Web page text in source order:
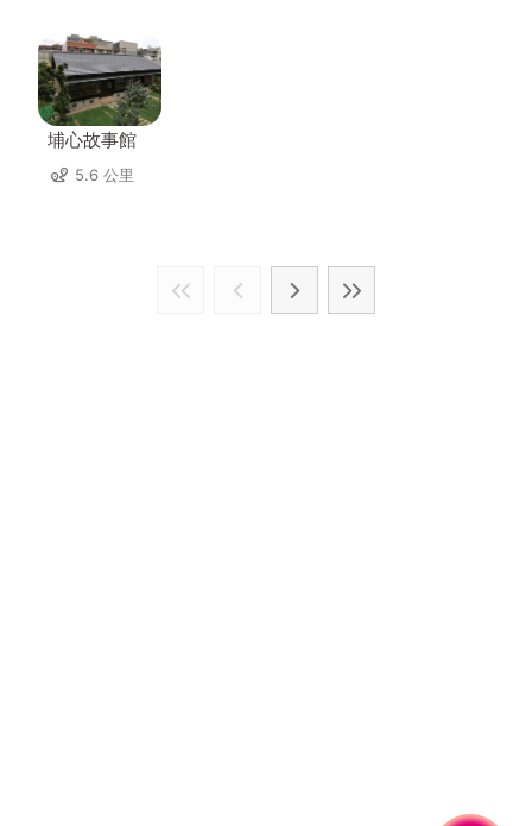
埔心故事館
5.6 公里